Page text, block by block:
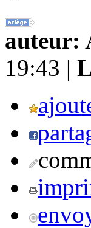
auteur:
19:43 |